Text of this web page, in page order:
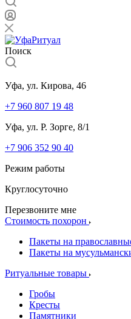
Поиск
Уфа, ул. Кирова, 46
+7 960 807 19 48
Уфа, ул. Р. Зорге, 8/1
+7 906 352 90 40
Режим работы
Круглосуточно
Перезвоните мне
Стоимость похорон
Пакеты на
Пакеты на
Ритуальные товары
Гробы
Кресты
Памятники